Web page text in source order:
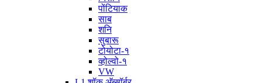
पोंटियाक
साब
शनि
सुबारू
टोयोटा-१
व्होल्वो-१
VW